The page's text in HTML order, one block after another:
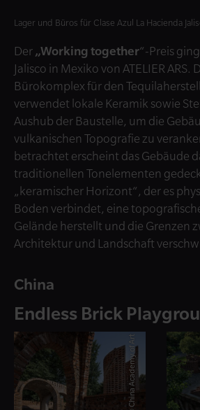
Lager und Büros für Clase Azul La Hacienda
Der „Working together“-Preis
Jalisco in Mexiko von ATELIER ARS.
Bürokomplex für den
verwendet lokale Keramik sowie
Aushub der Baustelle, um die
vulkanischen Topografie zu
betrachtet erscheint das Gebäude
traditionellen Tonelementen
„keramischer Horizont“, der es
Boden verbindet, eine
Gelände herstellt und die Grenzen
Architektur und Landschaft
China
Endless Brick
© China Academy of Art